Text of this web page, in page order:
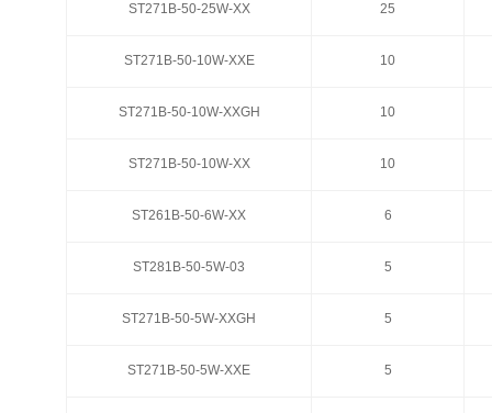
ST271B-50-25W-XX 25
ST271B-50-10W-XXE 10
ST271B-50-10W-XXGH 10
ST271B-50-10W-XX 10
ST261B-50-6W-XX 6
ST281B-50-5W-03 5
ST271B-50-5W-XXGH 5
ST271B-50-5W-XXE 5
ST271B-50-25W-XX 25
ST271B-50-10W-XXE 10
ST271B-50-10W-XXGH 10
ST271B-50-10W-XX 10
ST261B-50-6W-XX 6
ST281B-50-5W-03 5
ST271B-50-5W-XXGH 5
ST271B-50-5W-XXE 5